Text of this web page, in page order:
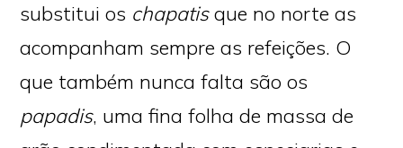
substitui os chapatisque no norte as
acompanham sempre as refeições. O
que também nunca falta são os
papadis, uma fina folha de massa de